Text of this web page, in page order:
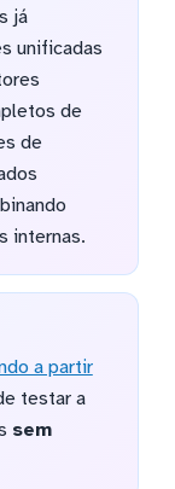
já
unificadas
de
de
internas.
a partir
testar a
sem